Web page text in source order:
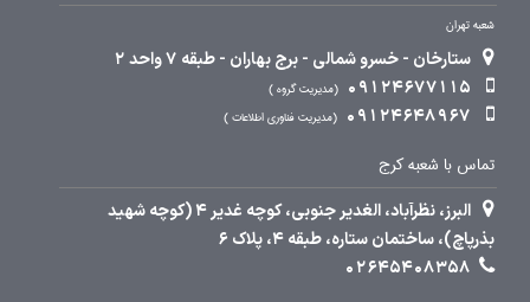
شعبه تهران
ستارخان - خسرو شمالی - برج بهاران - طبقه 7 واحد 2
09124677115
مدیریت گروه
09124648967 مدیریت فناوری اطلاعات
تماس با شعبه کرج
البرز، نظرآباد، الغدیر جنوبی، کوچه غدیر 4 (کوچه شهید
بذرپاچ)، ساختمان ستاره، طبقه 4، پلاک 6
02645408358